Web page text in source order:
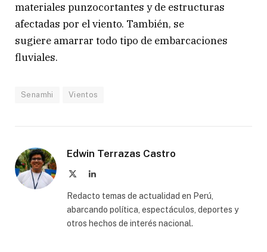
materiales punzocortantes y de estructuras
afectadas por el viento. También, se
sugiere amarrar todo tipo de embarcaciones
fluviales.
Senamhi Vientos
Edwin Terrazas Castro
LinkedIn
Redacto temas de actualidad en Perú,
abarcando política, espectáculos, deportes y
otros hechos de interés nacional.